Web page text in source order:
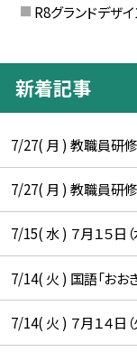
R8グランドデザ
新着記事
7/27( 月 ) 教職員研修
7/27( 月 ) 教職員研
7/15( 水 ) ７月１５日
7/14( 火 ) 国語「おお
7/14( 火 ) ７月１４日